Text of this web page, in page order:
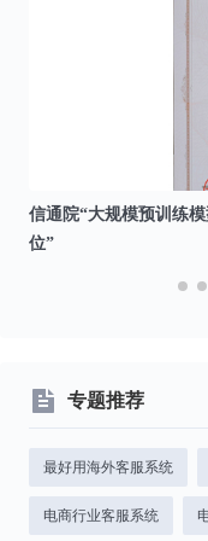
信通院“大规模预训练
位”
专题推荐
最好用海外客服系统
电商行业客服系统